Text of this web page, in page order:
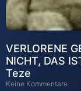
VERLORENE
NICHT, DAS
Teze
Keine Kommentare